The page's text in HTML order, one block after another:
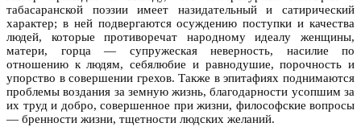
табасаранской поэзии имеет назидательный и сатирический
характер; в ней подвергаются осуждению поступки и качества
людей, которые противоречат народному идеалу женщины,
матери, горца — супружеская неверность, насилие по
отношению к людям, себялюбие и равнодушие, порочность и
упорство в совершении грехов. Также в эпитафиях поднимаются
проблемы воздания за земную жизнь, благодарности усопшим за
их труд и добро, совершенное при жизни, философские вопросы
— бренности жизни, тщетности людских желаний.